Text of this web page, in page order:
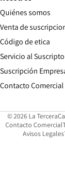
Quiénes somos
Venta de
Código de etica
Servicio al
Suscripción
Contacto Comercial
© 2026 La Tercera
Contacto Comercial
Avisos Legales